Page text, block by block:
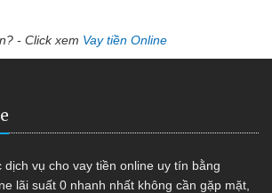
- Click xem Vay tiền Online
dịch vụ cho vay tiền online uy tín bằng
lãi suất 0 nhanh nhất không cần gặp mặt,